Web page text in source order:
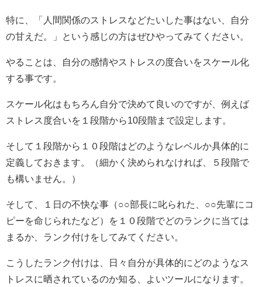
特に、「人間関係のストレスなどたいした事はない、自分
の甘えだ。」という感じの方はぜひやってみてください。
やることは、自分の感情やストレスの度合いをスケール化
する事です。
スケール化はもちろん自分で決めて良いのですが、例えば
ストレス度合いを１段階から10段階まで設定します。
そして１段階から１０段階はどのようなレベルか具体的に
定義しておきます。（細かく決められなければ、５段階で
も構いません。）
そして、１日の不快な事（○○部長に叱られた、○○先輩にコ
ピーを命じられたなど）を１０段階でどのランクに当ては
まるか、ランク付けをしてみてください。
こうしたランク付けは、日々自分が具体的にどのようなス
トレスに晒されているのか知る、よいツールになります。